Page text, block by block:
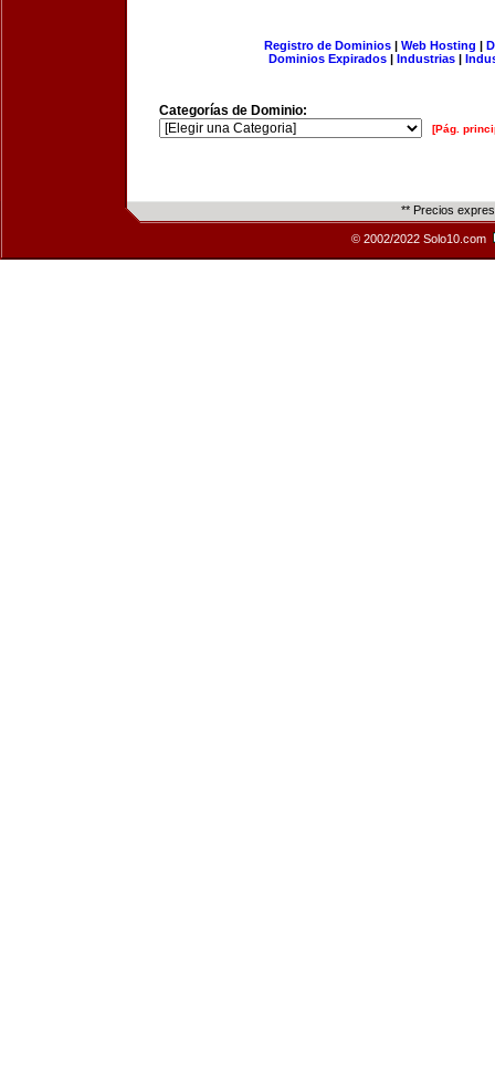
Registro de Dominios| Web Hosting |
Dominios Expirados | Industrias |
Categorías de Dominio:
[Pág.
** Precios
© 2002/2022 Solo10.com